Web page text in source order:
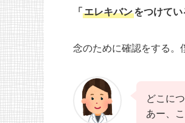
「 エレキバンをつけてい
念のために確認をする。
どこに
あー、